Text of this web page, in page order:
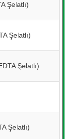
Şelatlı)
Şelatlı)
Şelatlı)
Şelatlı)